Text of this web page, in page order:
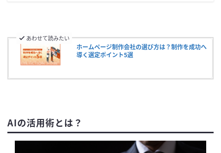
あわせて読みたい
ホームページ制作会社の選び方は？制作を成功へ
導く選定ポイント5選
AIの活用術とは？